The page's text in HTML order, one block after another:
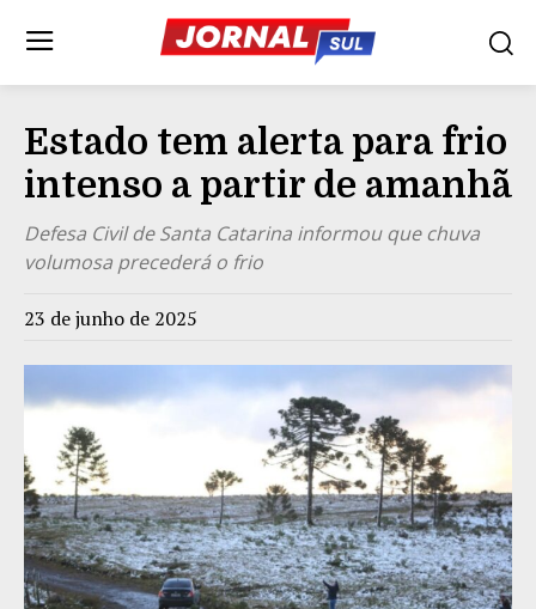
Estado tem alerta para frio
intenso a partir de amanhã
Defesa Civil de Santa Catarina informou que chuva
volumosa precederá o frio
23 de junho de 2025